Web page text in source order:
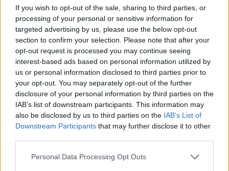
If you wish to opt-out of the sale, sharing to third parties, or
processing of your personal or sensitive information for
targeted advertising by us, please use the below opt-out
section to confirm your selection. Please note that after your
opt-out request is processed you may continue seeing
interest-based ads based on personal information utilized by
us or personal information disclosed to third parties prior to
your opt-out. You may separately opt-out of the further
disclosure of your personal information by third parties on the
IAB’s list of downstream participants. This information may
also be disclosed by us to third parties on the IAB’s List of
Downstream Participants that may further disclose it to other
Please note that this website/app uses one or more Google
Personal Data Processing Opt Outs
οδηγός του φορτηγού κατέγραψε τη
σύγκρουση
2Στα Χανιά για ολιγοήμερες διακοπές ο
Κυριάκος Μητσοτάκης με την σύζυγό του
Μαρέβα
3Marfin: Η 46χρονη πήρε προθεσμία για να
απολογηθεί την Τρίτη – «Είναι αθώα,
συμμετείχε στη διαδήλωση όπως και
100.000 άτομα»
4ΠΑΟΚ – Άντερλεχτ 0-1: Οι Θεσσαλονικείς
ηττήθηκαν στο τρελό ματς της Τούμπας και
θα ψάξουν την ανατροπή στο Βέλγιο
5Η βαθμολογία της UEFA μετά την ήττα του
ΠΑΟΚ από την Άντερλεχτ